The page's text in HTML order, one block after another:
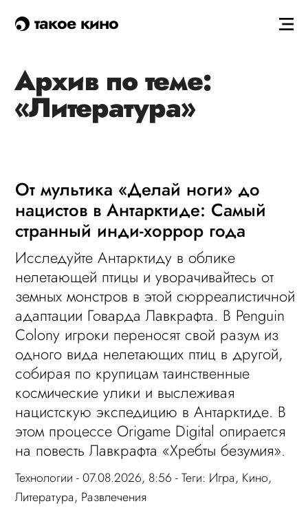
такое кино
Архив по теме:
«Литература»
От мультика «Делай ноги» до
нацистов в Антарктиде: Самый
странный инди-хоррор года
Исследуйте Антарктиду в облике
нелетающей птицы и уворачивайтесь от
земных монстров в этой сюрреалистичной
адаптации Говарда Лавкрафта. В Penguin
Colony игроки переносят свой разум из
одного вида нелетающих птиц в другой,
собирая по крупицам таинственные
космические улики и выслеживая
нацистскую экспедицию в Антарктиде. В
этом процессе Origame Digital опирается
на повесть Лавкрафта «Хребты безумия».
Технологии - 07.08.2026, 8:56 - Теги: Игра, Кино,
Литература, Развлечения